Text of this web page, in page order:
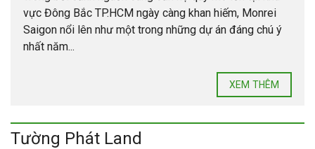
vực Đông Bắc TP.HCM ngày càng khan hiếm, Monrei
Saigon nổi lên như một trong những dự án đáng chú ý
nhất năm...
XEM THÊM
Tường Phát Land